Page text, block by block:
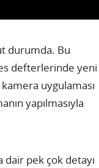
durumda. Bu
defterlerinde yeni
uygulaması
yapılmasıyla
dair pek çok detayı